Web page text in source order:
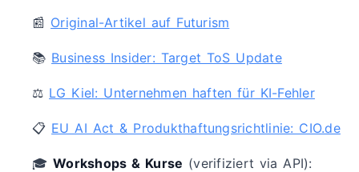
📰 Original-Artikel auf Futurism
📚 Business Insider: Target ToS Update
⚖️ LG Kiel: Unternehmen haften für KI-Fehler
📋 EU AI Act & Produkthaftungsrichtlinie: CIO.de
🎓Workshops & Kurse (verifiziert via API):